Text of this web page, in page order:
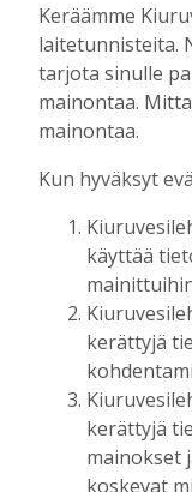
Aku
Uuden
Jouko
viikolla
Keräämme
laitetunnisteita.
tarjota sinulle
mainontaa.
mainontaa.
Kun hyväksyt
käyttää
kerättyjä
kerättyjä
mainokset
koskevat